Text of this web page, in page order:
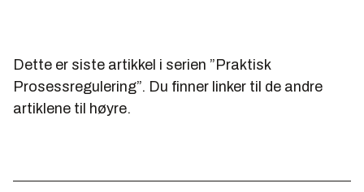
Dette er siste artikkel i serien ”Praktisk
Prosessregulering”. Du finner linker til de andre
artiklene til høyre.